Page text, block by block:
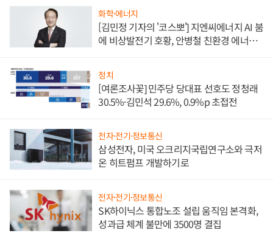
화학·에너지
[김민정 기자의 '코스뽀'] 지엔씨에너지 AI 붐
에 비상발전기 호황, 안병철 친환경 에너지
정치
[여론조사꽃] 민주당 당대표 선호도 정청래
30.5%·김민석 29.6%, 0.9%p 초접전
전자·전기·정보통신
삼성전자, 미국 오크리지국립연구소와 극저
온 히트펌프 개발하기로
전자·전기·정보통신
SK하이닉스 통합노조 설립 움직임 본격화,
성과급 체계 불만에 3500명 결집